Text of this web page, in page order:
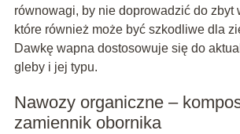
równowagi, by nie doprowadzić do zbyt
które również może być szkodliwe dla
Dawkę wapna dostosowuje się do
gleby i jej typu.
Nawozy organiczne –
zamiennik obornika